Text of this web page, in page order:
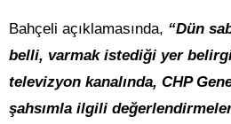
Bahçeli açıklamasında, “Dün
belli, varmak istediği yer
televizyon kanalında, CHP
şahsımla ilgili